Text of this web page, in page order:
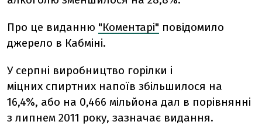
Про це виданню "Коментарі" повідомило
джерело в Кабміні.
У серпні виробництво горілки і
міцних спиртних напоїв збільшилося на
16,4%, або на 0,466 мільйона дал в порівнянні
з липнем 2011 року, зазначає видання.